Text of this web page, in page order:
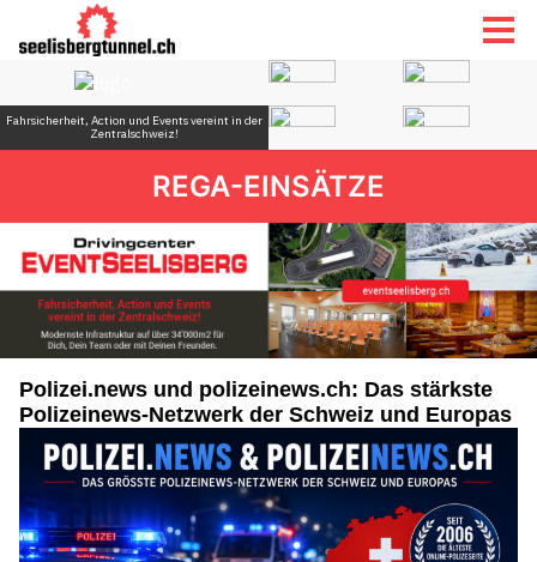
REGA-EINSÄTZE
Polizei.news und polizeinews.ch: Das stärkste
Polizeinews-Netzwerk der Schweiz und Europas